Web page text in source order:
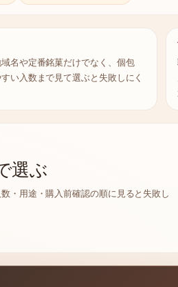
名や定番銘菓だけでなく、個包
い入数まで見て選ぶと失敗しにく
選ぶ
・用途・購入前確認の順に見ると失敗し